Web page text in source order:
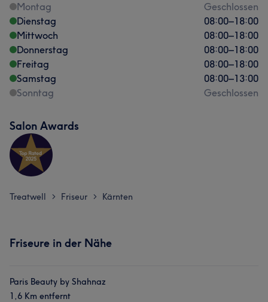
Montag
Geschlossen
Dienstag
08:00–18:00
Mittwoch
08:00–18:00
Donnerstag
08:00–18:00
Freitag
08:00–18:00
Samstag
08:00–13:00
Sonntag
Geschlossen
Salon Awards
Treatwell > Friseur > Kärnten
Friseure in der Nähe
Paris Beauty by Shahnaz
1,6 Km entfernt